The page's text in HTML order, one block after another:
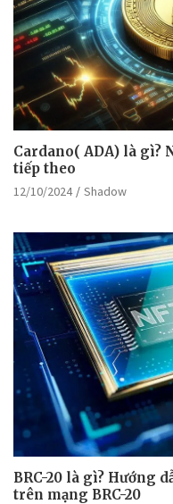
Cardano( ADA) là gì?
tiếp theo
12/10/2024 Shadow
BRC-20 là gì? Hướng
trên mạng BRC-20